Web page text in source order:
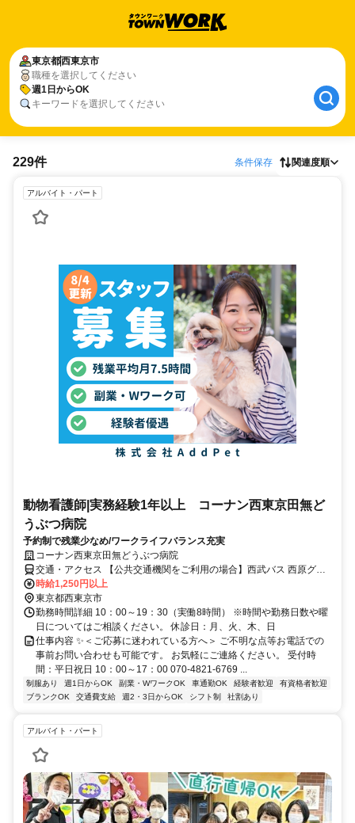
東京都西東京市
職種を選択してください
週1日からOK
キーワードを選択してください
229件 条件保存 関連度順
アルバイト・パート
動物看護師|実務経験1年以上 コーナン西東京田無ど
うぶつ病院
予約制で残業少なめ/ワークライフバランス充実
コーナン西東京田無どうぶつ病院
交通・アクセス 【公共交通機関をご利用の場合】西武バス 西原グリ
ーンハイツ バス停より 徒歩 7 分 【お車をご利用の場合】 東京外環自
動車道 大泉インターより 26 分 中央自動車道 調布インターより 33 分
時給1,250円以上
東京都西東京市
勤務時間詳細 10：00～19：30（実働8時間） ※時間や勤務日数や曜
日についてはご相談ください。 休診日：月、火、木、日
仕事内容 ✨＜ご応募に迷われている方へ＞ ご不明な点等お電話での
事前お問い合わせも可能です。 お気軽にご連絡ください。 受付時
間：平日祝日 10：00～17：00 070-4821-6769 ...
制服あり 週1日からOK 副業・WワークOK 車通勤OK 経験者歓迎
有資格者歓迎
ブランクOK
交通費支給 週2・3日からOK シフト制 社割あり
アルバイト・パート